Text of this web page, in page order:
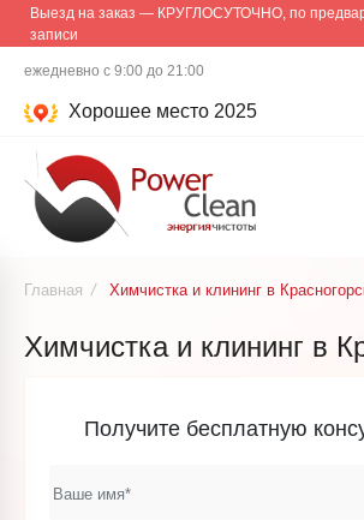
Выезд на заказ — КРУГЛОСУТОЧНО, по
записи
ежедневно с 9:00 до 21:00
Хорошее место 2025
Главная / Химчистка и клининг в
Химчистка и клининг в
Получите бесплатную